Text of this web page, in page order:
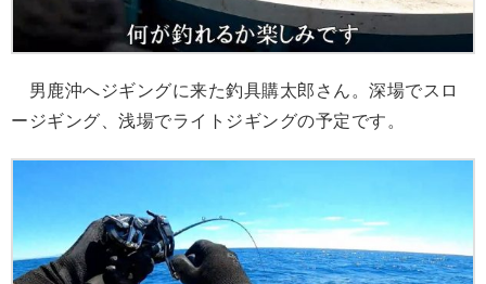
男鹿沖へジギングに来た釣具購太郎さん。深場でスロ
ージギング、浅場でライトジギングの予定です。